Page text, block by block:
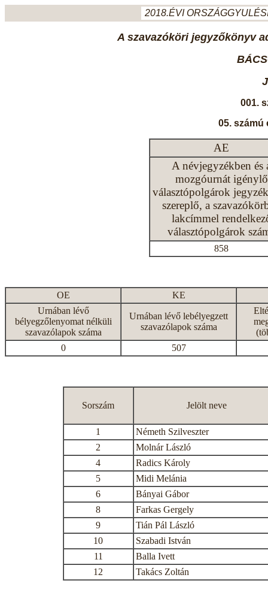
2018.ÉVI
A szavazóköri jegyzőkönyv
001.
05. számú
AE
A névjegyzékben és
mozgóurnát igénylő
választópolgárok
szereplő, a
lakcímmel
választópolgárok
858
OE
KE
Urnában lévő
bélyegzőlenyomat nélküli
szavazólapok száma
Urnában lévő lebélyegzett
szavazólapok száma
0
507
Sorszám Jelölt neve
1
Németh Szilveszter
2
Molnár László
4
Radics Károly
5
Midi Melánia
6
Bányai Gábor
8
Farkas Gergely
9
Tián Pál László
10
Szabadi István
11
Balla Ivett
12
Takács Zoltán